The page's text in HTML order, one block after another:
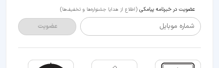
عضویت در خبرنامه پیامکی (اطلاع از هدایا جشنواره‌ها و تخفیف‌ها)
شماره موبایل عضویت